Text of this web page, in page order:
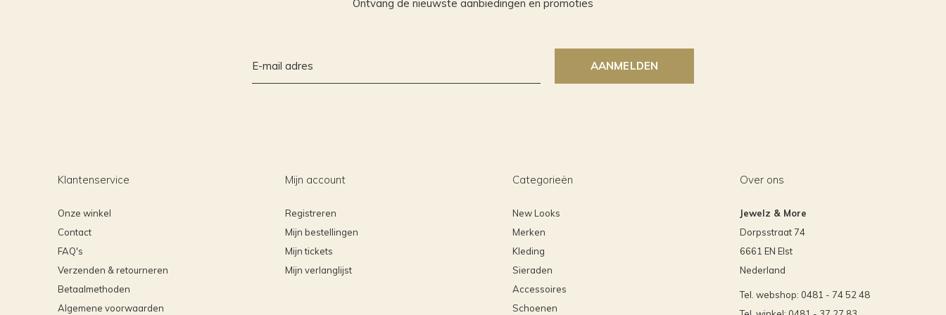
Ontvang de nieuwste aanbiedingen en promoties
AANMELDEN
Klantenservice
Onze winkel
Contact
FAQ's
Verzenden & retourneren
Betaalmethoden
Algemene voorwaarden
Mijn account
Registreren
Mijn bestellingen
Mijn tickets
Mijn verlanglijst
Categorieën
New Looks
Merken
Kleding
Sieraden
Accessoires
Schoenen
Over ons
Jewelz & More
Dorpsstraat 74
6661 EN Elst
Nederland
Tel. webshop: 0481 - 74 52 48